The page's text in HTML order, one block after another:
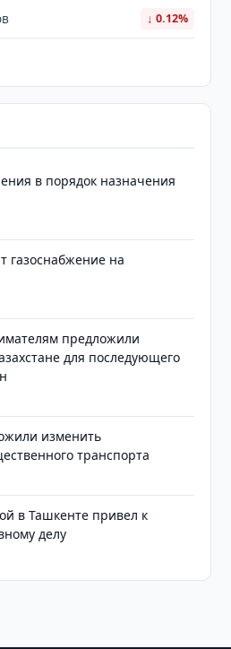
↓ 0.12%
в порядок назначения
газоснабжение на
предложили
для последующего
изменить
транспорта
в Ташкенте привел к
делу